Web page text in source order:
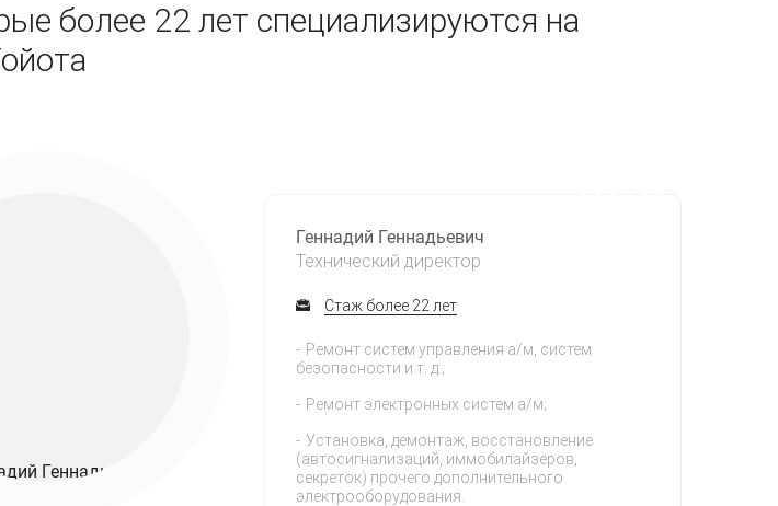
более 22 лет специализируются на
Геннадий Геннадьевич
Технический директор
Стаж более 22 лет
Ремонт систем управления а/м, систем
безопасности и т. д.;
Ремонт электронных систем а/м;
Установка, демонтаж, восстановление
(автосигнализаций, иммобилайзеров,
секреток) прочего дополнительного
электрооборудования.